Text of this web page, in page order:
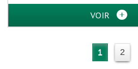
VOIR
1 2